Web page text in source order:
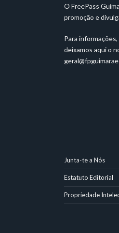
O FreePass
promoção e
Para
deixamos aqui o
Junta-te a Nós
Estatuto Editorial
Propriedade